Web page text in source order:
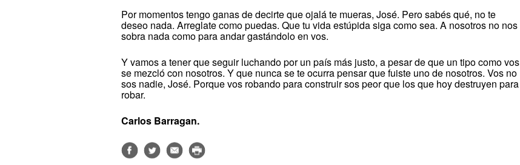
Por momentos tengo ganas de decirte que ojalá te mueras, José. Pero sabés qué, no te
deseo nada. Arreglate como puedas. Que tu vida estúpida siga como sea. A nosotros no nos
sobra nada como para andar gastándolo en vos.
Y vamos a tener que seguir luchando por un país más justo, a pesar de que un tipo como vos
se mezcló con nosotros. Y que nunca se te ocurra pensar que fuiste uno de nosotros. Vos no
sos nadie, José. Porque vos robando para construir sos peor que los que hoy destruyen para
robar.
Carlos Barragan.